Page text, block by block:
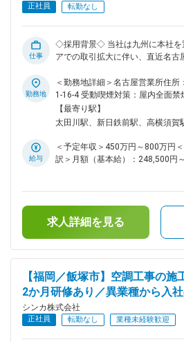
正社員 転勤なし
仕事
◇採用背景◇ 当社は九州に本社を
アでの取引拡大に伴い、直近名古
す。 ■業務内容： 当社が受注する電気工事における施工管理
業務をお任せします。 マンショ
ものから一般住宅の小規模なもの
おける電気工事（新設・改修など
一部三重県、東京都の現場もあります）。 ■当
ットホームな社風・入社3年定着
す。 ◇報奨金や受験費、授業料を
の方法は資格によってさまざま
の報奨金制度もあります。 ◇大手
しても企業としても安定性の高
ションを提供している同社では、
ン、ショッピングモールなど、そ
なシステムの提案を通し、お客様
を目指しています！ ■当社の社風： ◇スポーツへの支援 ・当
社ではバレーボールのクラブチー
ボールの試合は通常業務の一環と
勤務地
＜勤務地詳細＞名古屋営業所住
1-16-4 受動喫煙対策：屋内全面
る事業所
【最寄り駅】
太田川駅、新日鉄前駅、高横須賀
給与
＜予定年収＞450万円～800万円
訳＞月額（基本給）：248,500円
ます。■賞与：年2回（7月・12
与及び昇給は会社業績等により連
目安の金額であり、選考を通じ
求人詳細を見る
【福岡／飯塚市】空調工事の
2か月研修あり／異業種から入
シンカ株式会社
正社員 転勤なし 業種未経験歓迎